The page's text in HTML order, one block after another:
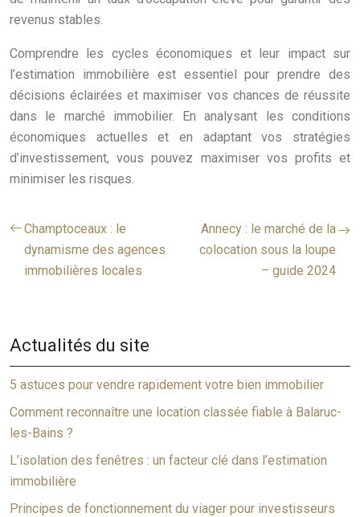
revenus stables.
Comprendre les cycles économiques et leur impact sur
l’estimation immobilière est essentiel pour prendre des
décisions éclairées et maximiser vos chances de réussite
dans le marché immobilier. En analysant les conditions
économiques actuelles et en adaptant vos stratégies
d’investissement, vous pouvez maximiser vos profits et
minimiser les risques.
Champtoceaux : le
dynamisme des agences
immobilières locales
Annecy : le marché de la
colocation sous la loupe
– guide 2024
Actualités du site
5 astuces pour vendre rapidement votre bien immobilier
Comment reconnaître une location classée fiable à Balaruc-
les-Bains ?
L’isolation des fenêtres : un facteur clé dans l’estimation
immobilière
Principes de fonctionnement du viager pour investisseurs